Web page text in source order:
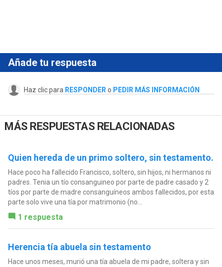
Añade tu respuesta
Haz clic para RESPONDER o PEDIR MÁS INFORMACIÓN
MÁS RESPUESTAS RELACIONADAS
Quien hereda de un primo soltero, sin testamento.
Hace poco ha fallecido Francisco, soltero, sin hijos, ni hermanos ni
padres. Tenia un tío consanguineo por parte de padre casado y 2
tíos por parte de madre consanguíneos ambos fallecidos, por esta
parte solo vive una tía por matrimonio (no...
1 respuesta
Herencia tía abuela sin testamento
Hace unos meses, murió una tía abuela de mi padre, soltera y sin